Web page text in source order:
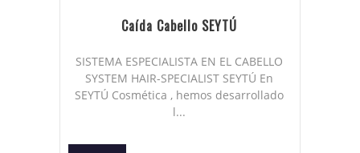
Caída Cabello SEYTÚ
SISTEMA ESPECIALISTA EN EL CABELLO
SYSTEM HAIR-SPECIALIST SEYTÚ En
SEYTÚ Cosmética , hemos desarrollado
l...